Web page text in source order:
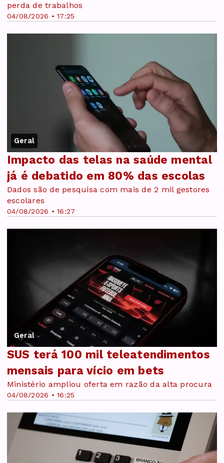
04/08/2026 • 17:25
perda de trabalhos
Geral
04/08/2026 • 16:27
Impacto das telas na saúde mental
já é debatido em 80% das escolas
Dados são de pesquisa com mais de 2 mil gestores
escolares
Geral
04/08/2026 • 16:25
SUS terá 100 mil teleatendimentos
mensais para vício em bets
Ministério ampliou oferta em razão da alta procura